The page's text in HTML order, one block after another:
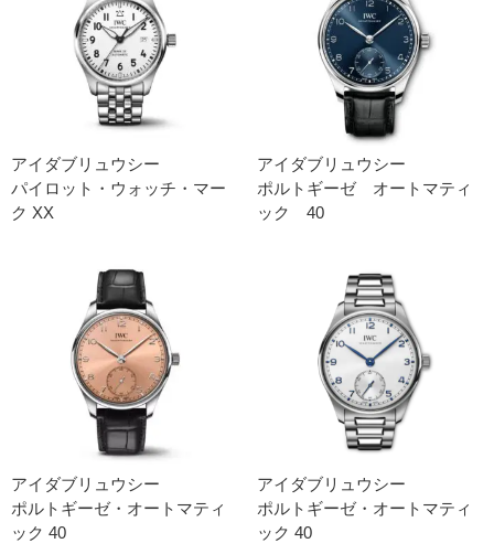
アイダブリュウシー
パイロット・ウォッチ・マー
ク XX
アイダブリュウシー
ポルトギーゼ オートマティ
ック 40
アイダブリュウシー
ポルトギーゼ・オートマティ
ック 40
アイダブリュウシー
ポルトギーゼ・​オートマティ
ック 40